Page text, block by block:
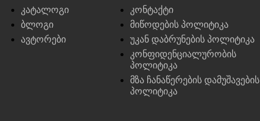
კატალოგი
ბლოგი
ავტორები
კონტაქტი
მიწოდების პოლიტიკა
უკან დაბრუნების პოლიტიკა
კონფიდენციალურობის
პოლიტიკა
მზა ჩანაწერების დამუშავების
პოლიტიკა